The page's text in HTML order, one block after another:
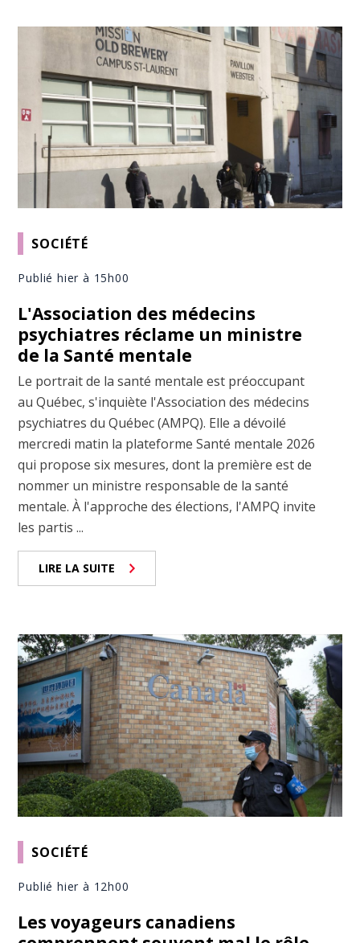
SOCIÉTÉ
Publié hier à 15h00
L'Association des médecins
psychiatres réclame un ministre
de la Santé mentale
Le portrait de la santé mentale est préoccupant
au Québec, s'inquiète l'Association des médecins
psychiatres du Québec (AMPQ). Elle a dévoilé
mercredi matin la plateforme Santé mentale 2026
qui propose six mesures, dont la première est de
nommer un ministre responsable de la santé
mentale. À l'approche des élections, l'AMPQ invite
les partis ...
LIRE LA SUITE
SOCIÉTÉ
Publié hier à 12h00
Les voyageurs canadiens